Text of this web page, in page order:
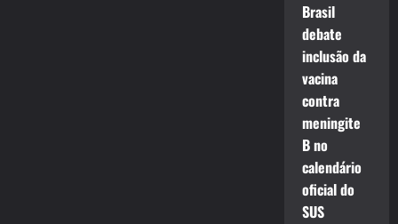
Brasil
debate
inclusão da
vacina
contra
meningite
B no
calendário
oficial do
SUS